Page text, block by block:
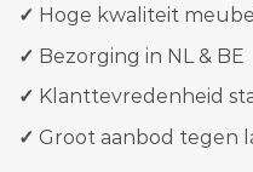
✓ Hoge kwaliteit
✓ Bezorging in NL & BE
✓ Klanttevredenheid
✓ Groot aanbod tegen